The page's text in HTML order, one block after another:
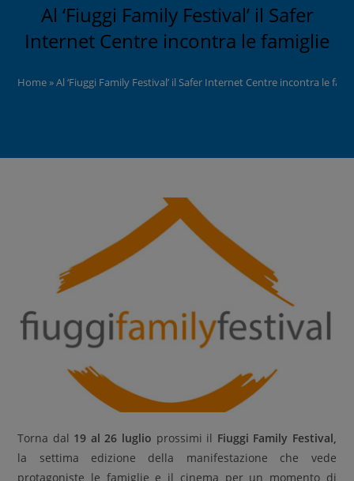
Al ‘Fiuggi Family Festival’ il Safer
Internet Centre incontra le famiglie
Home»Al ‘Fiuggi Family Festival’ il Safer Internet Centre incontra le
Torna dal 19 al 26 luglio prossimi il Fiuggi Family Festival,
la settima edizione della manifestazione che vede
protagoniste le famiglie e il cinema per un momento di